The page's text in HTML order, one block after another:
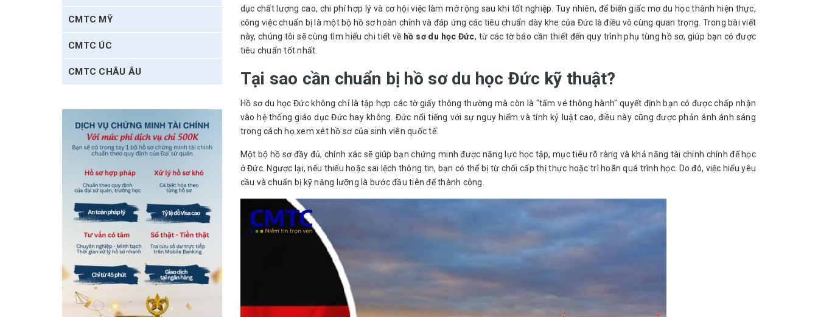
dục chất lượng cao, chi phí hợp lý và cơ hội việc làm mở rộng sau khi tốt nghiệp. Tuy nhiên, để biến giấc mơ du học thành hiện thực,
công việc chuẩn bị là một bộ hồ sơ hoàn chỉnh và đáp ứng các tiêu chuẩn dày khe của Đức là điều vô cùng quan trọng. Trong bài viết
này, chúng tôi sẽ cùng tìm hiểu chi tiết về hồ sơ du học Đức, từ các tờ báo cần thiết đến quy trình phụ tùng hồ sơ, giúp bạn có được
tiêu chuẩn tốt nhất.
Tại sao cần chuẩn bị hồ sơ du học Đức kỹ thuật?
Hồ sơ du học Đức không chỉ là tập hợp các tờ giấy thông thường mà còn là "tấm vé thông hành" quyết định bạn có được chấp nhận
vào hệ thống giáo dục Đức hay không. Đức nổi tiếng với sự nguy hiểm và tính kỷ luật cao, điều này cũng được phản ánh ánh sáng
trong cách họ xem xét hồ sơ của sinh viên quốc tế.
Một bộ hồ sơ đầy đủ, chính xác sẽ giúp bạn chứng minh được năng lực học tập, mục tiêu rõ ràng và khả năng tài chính chính để học
ở Đức. Ngược lại, nếu thiếu hoặc sai lệch thông tin, bạn có thể bị từ chối cấp thị thực hoặc trì hoãn quá trình học. Do đó, việc hiểu yêu
cầu và chuẩn bị kỹ năng lưỡng là bước đầu tiên để thành công.
CMTC MỸ
CMTC ÚC
CMTC CHÂU ÂU